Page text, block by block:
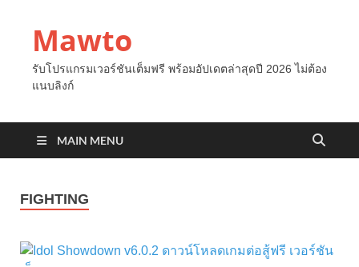
Mawto
รับโปรแกรมเวอร์ชันเต็มฟรี พร้อมอัปเดตล่าสุดปี 2026 ไม่ต้อง
แนบลิงก์
MAIN MENU
FIGHTING